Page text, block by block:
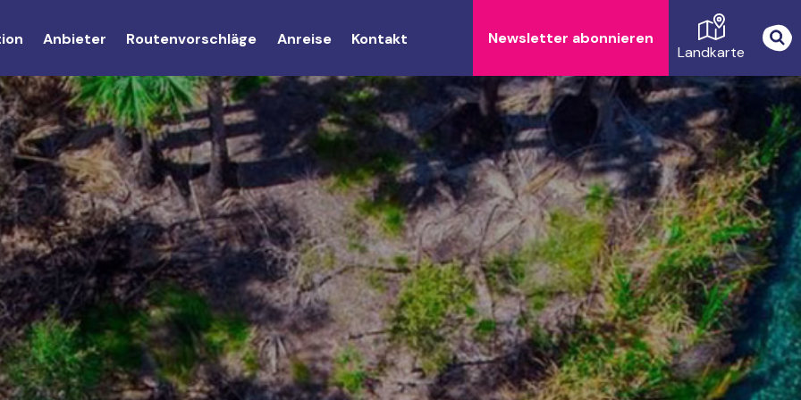
Anbieter Routenvorschläge Anreise Kontakt Newsletter abonnieren
Landkarte